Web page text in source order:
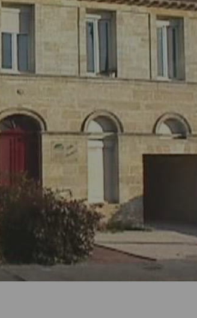
Comment bien quitter mon logement
Comment devenir propriétaire ?
J’ai reçu une demande d’enquête.
Que dois-je faire ?
Comment entretenir mon logement ?
Je souhaite faire des travaux. Que
dois-je faire ?
Comment déclarer un sinistre ?
paiement de loyer ?